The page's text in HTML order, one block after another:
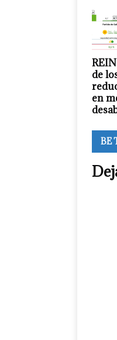
de
en
BE